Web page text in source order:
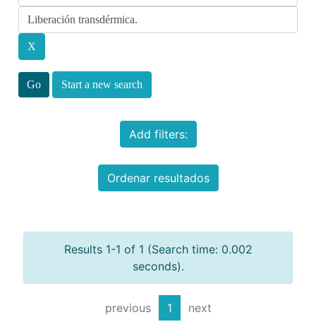
Start a new search
Add filters:
Ordenar resultados
Results 1-1 of 1 (Search time: 0.002
seconds).
previous 1 next